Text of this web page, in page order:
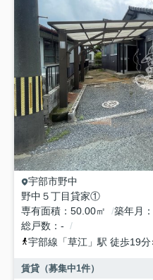
宇部市野中
野中５丁目貸家①
専有面積
50.00㎡ 築年月
総戸数
-
宇部線 「草江 」駅 徒歩19分
賃貸（募集中1件）